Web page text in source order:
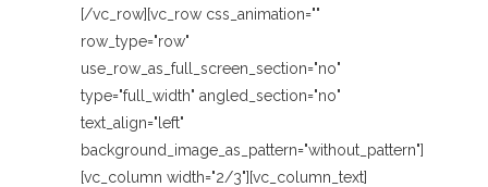
[/vc_row][vc_row css_animation=""
row_type="row"
use_row_as_full_screen_section="no"
type="full_width" angled_section="no"
text_align="left"
background_image_as_pattern="without_pattern"]
[vc_column width="2/3"][vc_column_text]